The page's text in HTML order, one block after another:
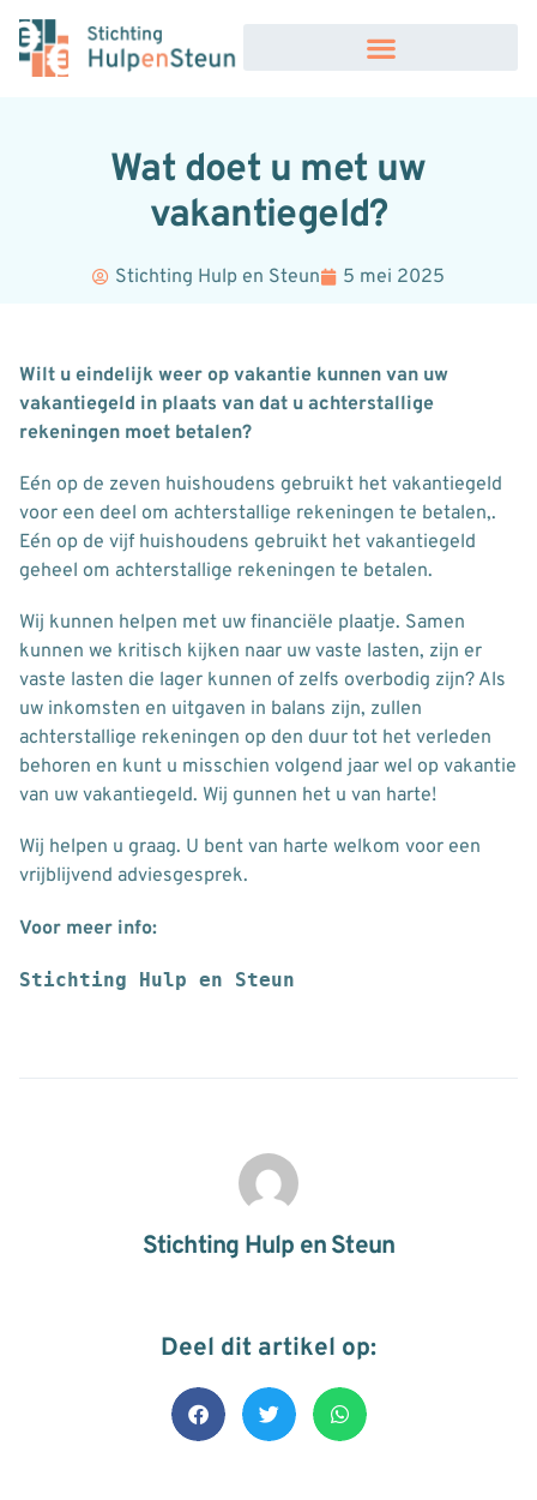
Wat doet u met uw
vakantiegeld?
Stichting Hulp en Steun 5 mei 2025
Wilt u eindelijk weer op vakantie kunnen van uw
vakantiegeld in plaats van dat u achterstallige
rekeningen moet betalen?
Eén op de zeven huishoudens gebruikt het vakantiegeld
voor een deel om achterstallige rekeningen te betalen,.
Eén op de vijf huishoudens gebruikt het vakantiegeld
geheel om achterstallige rekeningen te betalen.
Wij kunnen helpen met uw financiële plaatje. Samen
kunnen we kritisch kijken naar uw vaste lasten, zijn er
vaste lasten die lager kunnen of zelfs overbodig zijn? Als
uw inkomsten en uitgaven in balans zijn, zullen
achterstallige rekeningen op den duur tot het verleden
behoren en kunt u misschien volgend jaar wel op vakantie
van uw vakantiegeld. Wij gunnen het u van harte!
Wij helpen u graag. U bent van harte welkom voor een
vrijblijvend adviesgesprek.
Voor meer info:
Stichting Hulp en Steun
Stichting Hulp en Steun
Deel dit artikel op: